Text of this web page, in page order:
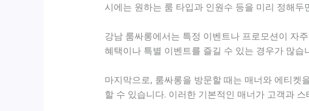
시에는 원하는 룸 타입과 인원수 등을 미리 정해
강남 룸싸롱에서는 특정 이벤트나 프로모션이 자
혜택이나 특별 이벤트를 즐길 수 있는 경우가 많습
마지막으로, 룸싸롱을 방문할 때는 매너와 에티켓
할 수 있습니다. 이러한 기본적인 매너가 고객과